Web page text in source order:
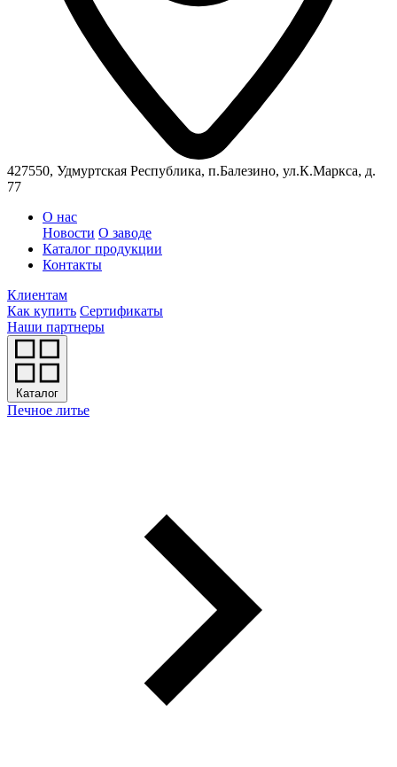
427550, Удмуртская Республика, п.Балезино, ул.К.Маркса, д.
77
О нас
Новости О заводе
Каталог продукции
Контакты
Клиентам
Как купить Сертификаты
Наши партнеры
Каталог
Печное литье